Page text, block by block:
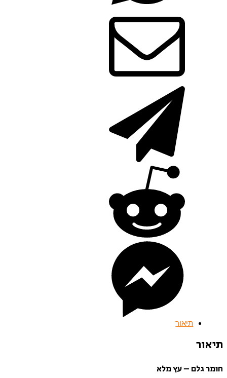
תיאור
תיאור
חומר גלם – עץ מלא